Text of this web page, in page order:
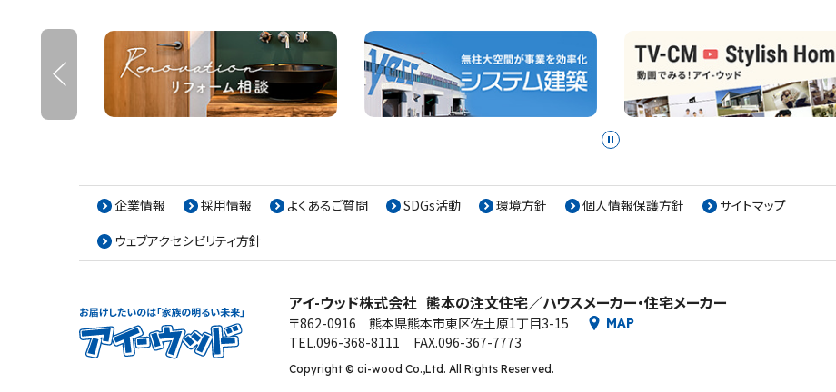
企業情報 採用情報 よくあるご質問 SDGs活動 環境方針 個人情報保護方針
サイトマップ
ウェブアクセシビリティ方針
ア
イ-
アイ-ウッド株式会社 熊本の注文住宅／ハウスメーカー・住宅メーカー
〒862-0916 熊本県熊本市東区佐土原1丁目3-15 MAP
TEL.096-368-8111 FAX.096-367-7773
Copyright © ai-wood Co.,Ltd. All Rights Reserved.